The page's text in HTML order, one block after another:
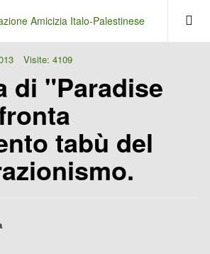
Visite: 4109
di "Paradise
tabù del